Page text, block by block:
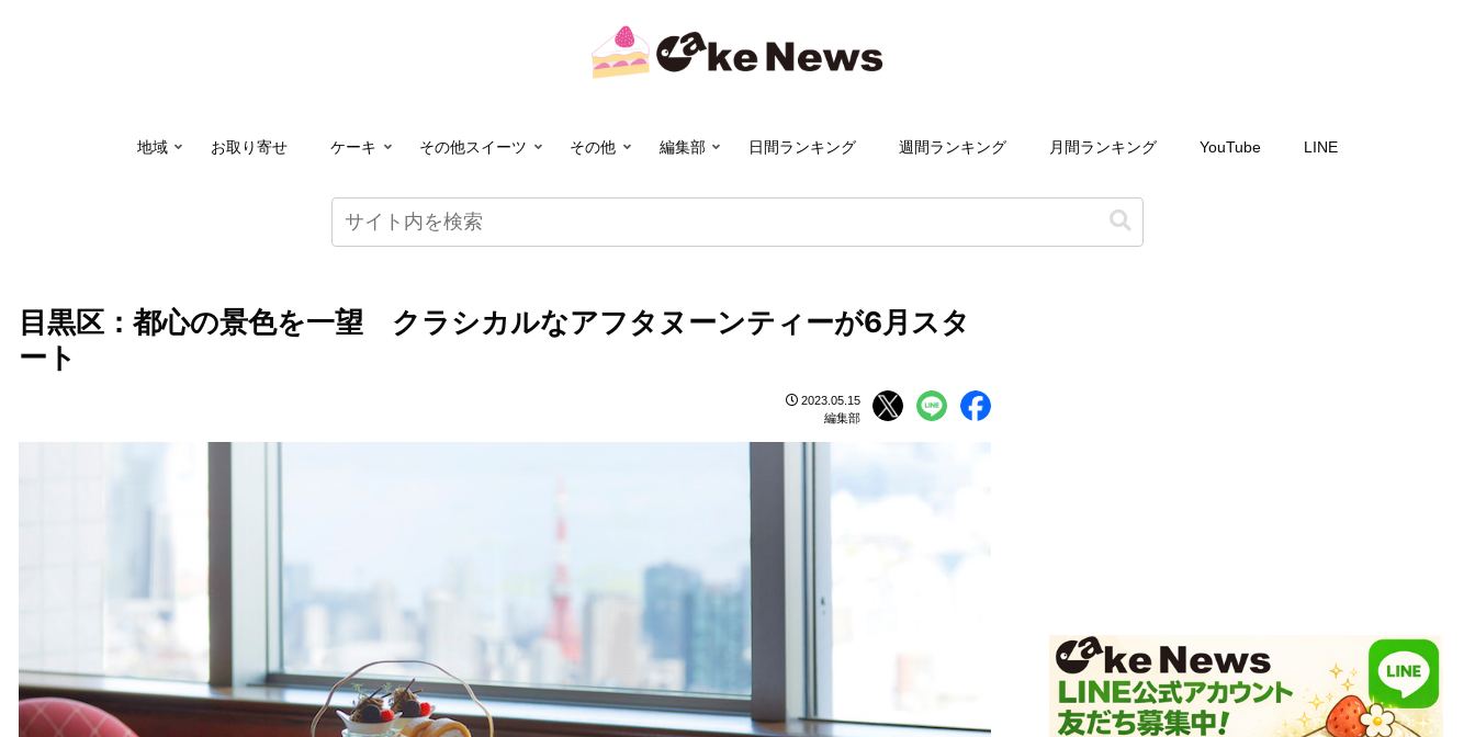
地域 お取り寄せ ケーキ その他スイーツ その他 編集部 日間ランキング 週間ランキング 月間ランキング YouTube LINE
目黒区：都心の景色を一望 クラシカルなアフタヌーンティーが6月スタ
ート
2023.05.15
編集部